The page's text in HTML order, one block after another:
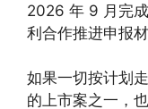
2026 年 9 月完
利合作推进申报材
如果一切按计划
的上市案之一，